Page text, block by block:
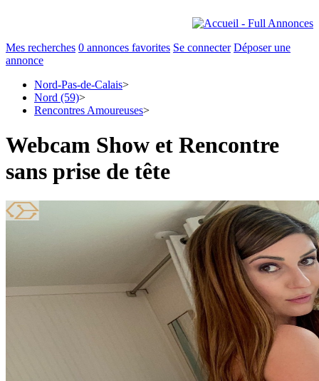
Mes recherches 0 annonces favorites Se connecter Déposer une
annonce
Nord-Pas-de-Calais>
Nord (59)>
Rencontres Amoureuses>
Webcam Show et Rencontre
sans prise de tête